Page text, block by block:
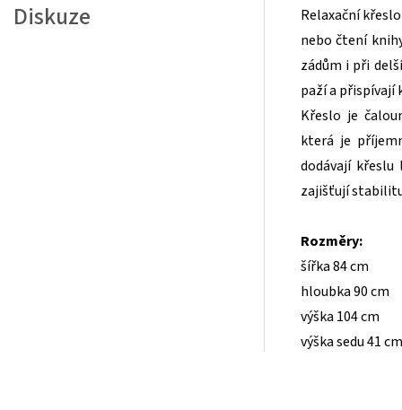
Diskuze
Relaxační
nebo čtení
zádům i při
paží a přispívají
Křeslo je
která je
dodávají křeslu
zajišťují
Rozměry:
šířka 84 cm
hloubka 90 cm
výška 104 cm
výška sedu 41 cm